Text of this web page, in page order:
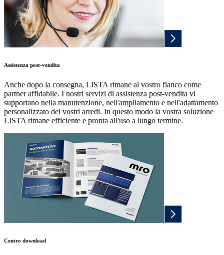
Assistenza post-vendita
Anche dopo la consegna, LISTA rimane al vostro fianco come
partner affidabile. I nostri servizi di assistenza post-vendita vi
supportano nella manutenzione, nell'ampliamento e nell'adattamento
personalizzato dei vostri arredi. In questo modo la vostra soluzione
LISTA rimane efficiente e pronta all'uso a lungo termine.
Centro download